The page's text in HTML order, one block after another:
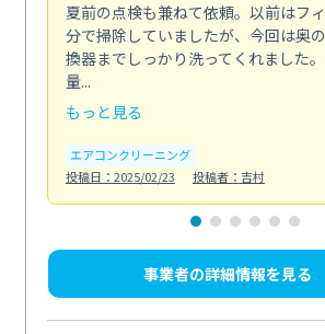
夏前の点検も兼ねて依頼。以前はフ
分で掃除していましたが、今回は奥
換器までしっかり洗ってくれました
量...
もっと見る
エアコンクリーニング
投稿日：2025/02/23
投稿者：吉村
事業者の詳細情報を見る